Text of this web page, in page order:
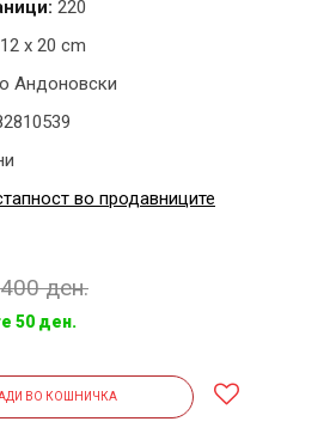
220
12 x 20 cm
Андоновски
во продавниците
400 ден.
50 ден.
ВО КОШНИЧКА